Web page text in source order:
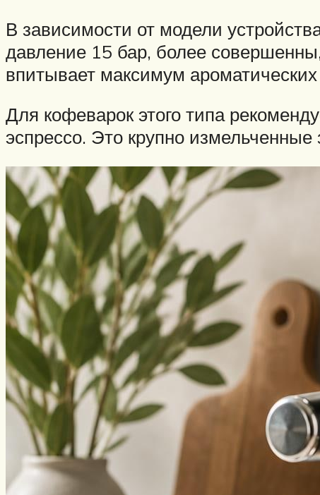
В зависимости от модели
давление 15 бар, более
впитывает максимум
Для кофеварок этого типа
эспрессо. Это крупно